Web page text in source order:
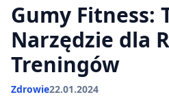
Gumy Fitness:
Narzędzie dla
Treningów
Zdrowie22.01.2024